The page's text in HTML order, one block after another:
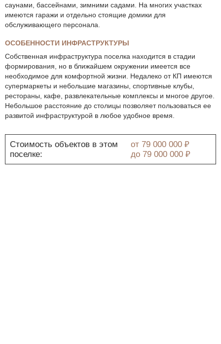
саунами, бассейнами, зимними садами. На многих участках
имеются гаражи и отдельно стоящие домики для
обслуживающего персонала.
ОСОБЕННОСТИ ИНФРАСТРУКТУРЫ
Собственная инфраструктура поселка находится в стадии
формирования, но в ближайшем окружении имеется все
необходимое для комфортной жизни. Недалеко от КП имеются
супермаркеты и небольшие магазины, спортивные клубы,
рестораны, кафе, развлекательные комплексы и многое другое.
Небольшое расстояние до столицы позволяет пользоваться ее
развитой инфраструктурой в любое удобное время.
Стоимость объектов в этом
поселке:
от 79 000 000 ₽
до 79 000 000 ₽